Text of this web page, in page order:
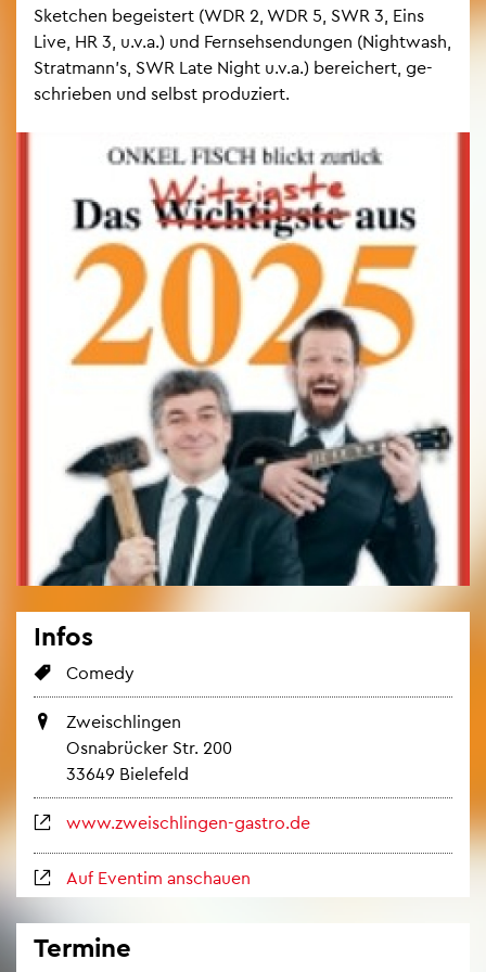
Sket­chen be­geis­tert (WDR 2, WDR 5, SWR 3, Eins
Live, HR 3, u.v.a.) und Fern­seh­sen­dun­gen (Night­wash,
Strat­mann’s, SWR Late Night u.v.a.) be­rei­chert, ge­
schrie­ben und selbst pro­du­ziert.
Infos
Co­me­dy
Zwei­sch­lin­gen
Os­na­brü­cker Str. 200
33649 Bie­le­feld
www.​zwe​isch​ling​en-​gastro.​de
Auf Even­tim an­schau­en
Ter­mi­ne